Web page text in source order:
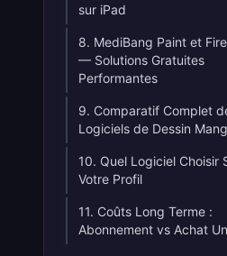
sur iPad
8. MediBang Paint et
— Solutions Gratuites
Performantes
9. Comparatif Complet
Logiciels de Dessin
10. Quel Logiciel Choisir
Votre Profil
11. Coûts Long Terme :
Abonnement vs Achat